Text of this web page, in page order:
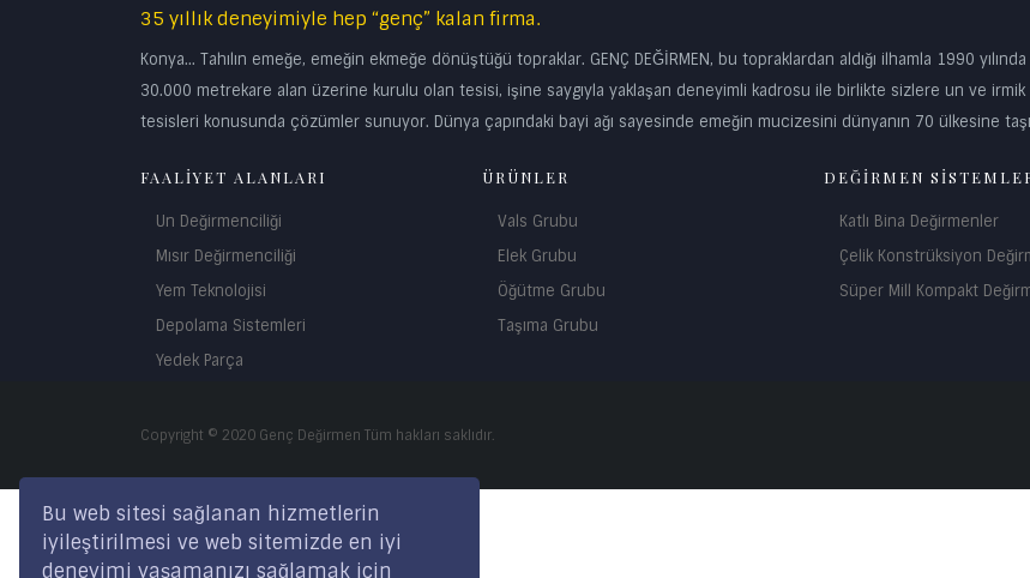
Bu web sitesi sağlanan hizmetlerin
iyileştirilmesi ve web sitemizde en iyi
deneyimi yaşamanızı sağlamak için
35 yıllık deneyimiyle hep “genç” kalan firma.
Konya… Tahılın emeğe, emeğin ekmeğe dönüştüğü topraklar. GENÇ DEĞİRMEN, bu topraklardan aldığı ilhamla 1990
30.000 metrekare alan üzerine kurulu olan tesisi, işine saygıyla yaklaşan deneyimli kadrosu ile birlikte sizlere un ve
tesisleri konusunda çözümler sunuyor. Dünya çapındaki bayi ağı sayesinde emeğin mucizesini dünyanın 70 ülkesine
FAALİYET ALANLARI
Un Değirmenciliği
Mısır Değirmenciliği
Yem Teknolojisi
Depolama Sistemleri
Yedek Parça
ÜRÜNLER
Vals Grubu
Elek Grubu
Öğütme Grubu
Taşıma Grubu
DEĞİRMEN
Katlı Bina Değirmenler
Çelik Konstrüksiyon
Süper Mill Kompakt
Copyright © 2020 Genç Değirmen Tüm hakları saklıdır.